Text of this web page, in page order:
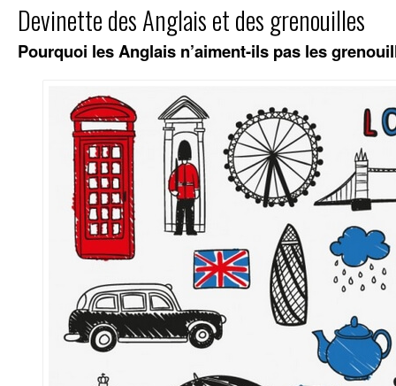
Devinette des Anglais et des grenouilles
Pourquoi les Anglais n’aiment-ils pas les